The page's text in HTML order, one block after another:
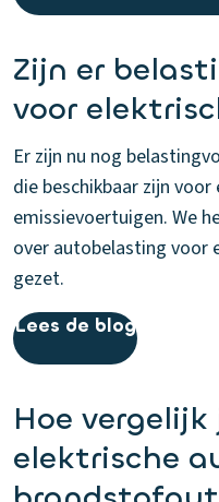
Zijn er
voor
Er zijn nu nog
die beschikbaar zijn
emissievoertuigen. We
over autobelasting voor
gezet.
Lees de blog
Hoe
elektrische